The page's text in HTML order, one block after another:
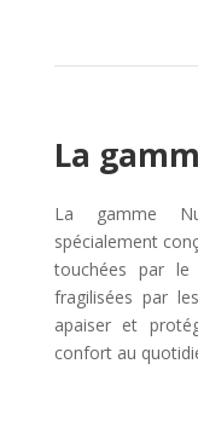
La
La gamme
spécialement
touchées par le
fragilisées par
apaiser et
confort au